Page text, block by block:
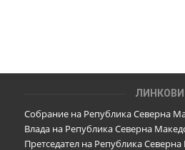
ЛИНКОВИ
Собрание на Република Северна
Влада на Република Северна
Претседател на Република